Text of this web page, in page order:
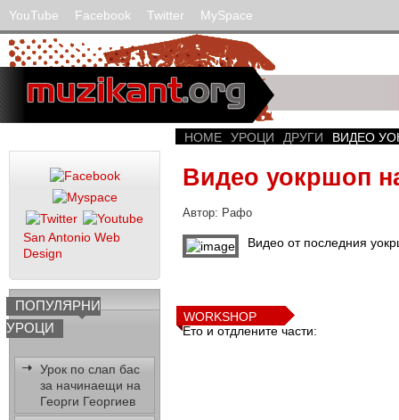
YouTube Facebook Twitter MySpace
San Antonio Web
Design
ПОПУЛЯРНИ
УРОЦИ
Урок по слап бас
за начинаещи на
Георги Георгиев
HOME УРОЦИ ДРУГИ ВИДЕО
Видео уокршоп
Автор: Рафо
WORKSHOP
Видeо от последния
Ето и отдлените части: